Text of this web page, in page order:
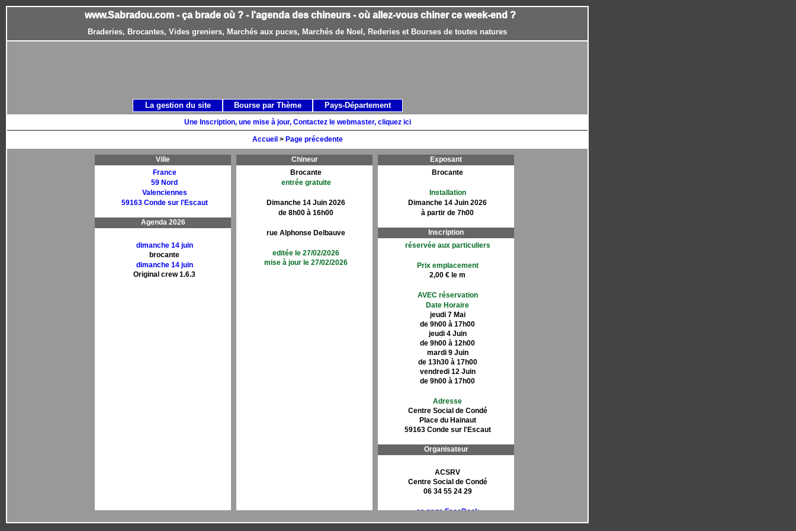
www.Sabradou.com - ça brade où ? - l'agenda des chineurs - où allez-vous chiner ce week-end ?
Braderies, Brocantes, Vides greniers, Marchés aux puces, Marchés de Noel, Rederies et Bourses de toutes natures
Une Inscription, une mise à jour, Contactez le webmaster, cliquez ici
Accueil > Page précedente
Ville
France
59 Nord
Valenciennes
59163 Conde sur l'Escaut
Agenda 2026
dimanche 14 juin
brocante
dimanche 14 juin
Original crew 1.6.3
Chineur
Brocante
entrée gratuite
Dimanche 14 Juin 2026
de 8h00 à 16h00
rue Alphonse Delbauve
editée le 27/02/2026
mise à jour le 27/02/2026
Exposant
Brocante
Installation
Dimanche 14 Juin 2026
à partir de 7h00
Inscription
réservée aux particuliers
Prix emplacement
2,00 € le m
AVEC réservation
Date Horaire
jeudi 7 Mai
de 9h00 à 17h00
jeudi 4 Juin
de 9h00 à 12h00
mardi 9 Juin
de 13h30 à 17h00
vendredi 12 Juin
de 9h00 à 17h00
Adresse
Centre Social de Condé
Place du Hainaut
59163 Conde sur l'Escaut
Organisateur
ACSRV
Centre Social de Condé
06 34 55 24 29
sa page FaceBook
La gestion du site Bourse par Thème Pays-Département